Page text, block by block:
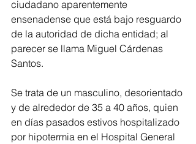
ciudadano aparentemente
ensenadense que está bajo resguardo
de la autoridad de dicha entidad; al
parecer se llama Miguel Cárdenas
Santos.
Se trata de un masculino, desorientado
y de alrededor de 35 a 40 años, quien
en días pasados estivos hospitalizado
por hipotermia en el Hospital General